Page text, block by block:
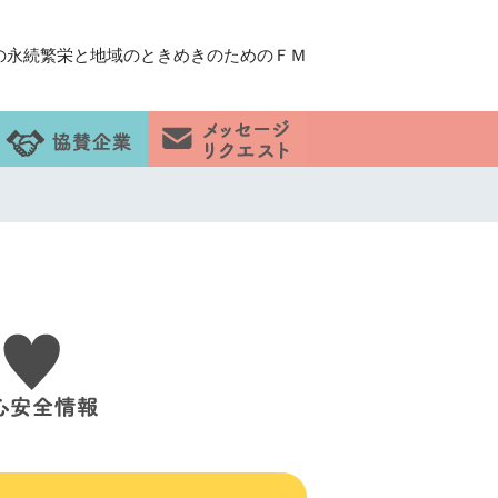
永続繁栄と地域のときめきのためのＦＭ